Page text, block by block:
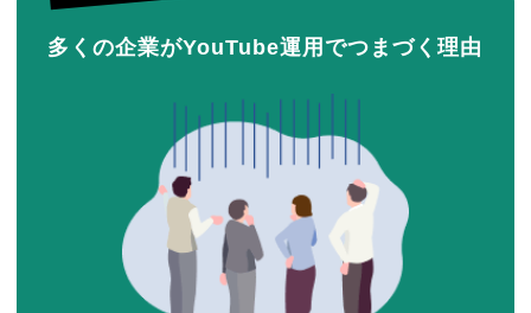
多くの企業がYouTube運用でつまづく理由